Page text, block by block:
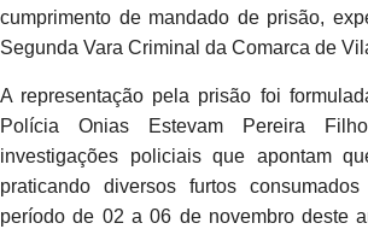
cumprimento de mandado de prisão,
Segunda Vara Criminal da Comarca de
A representação pela prisão foi
Polícia Onias Estevam Pereira
investigações policiais que apontam
praticando diversos furtos
período de 02 a 06 de novembro deste